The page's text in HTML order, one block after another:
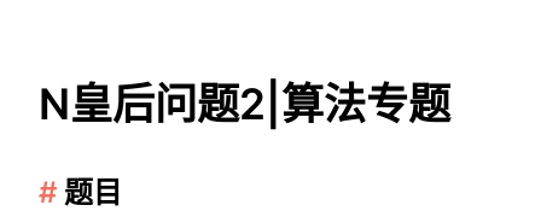
N皇后问题2|算法专题
题目